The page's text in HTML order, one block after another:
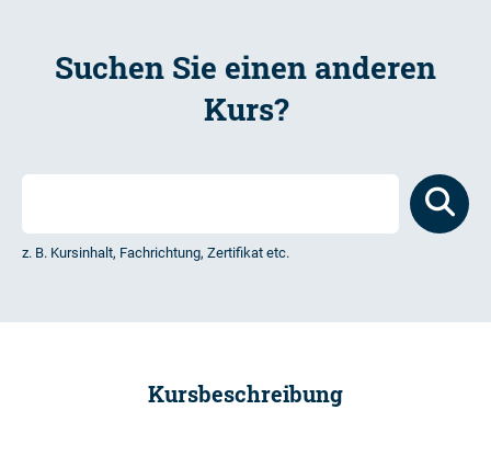
Suchen Sie einen anderen
Kurs?
z. B. Kursinhalt, Fachrichtung, Zertifikat etc.
Kursbeschreibung